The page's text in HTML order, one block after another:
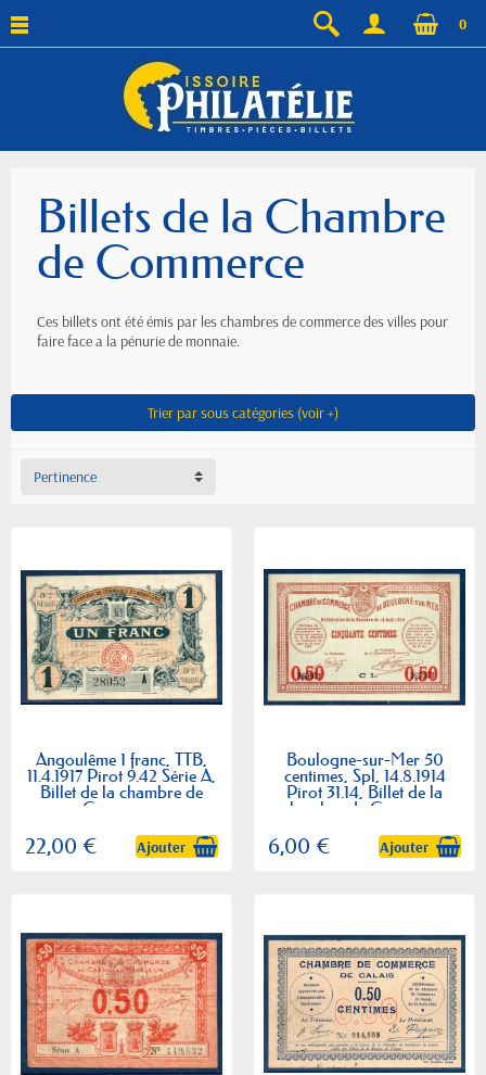
0
Billets de la Chambre
de Commerce
Ces billets ont été émis par les chambres de commerce des villes pour
faire face a la pénurie de monnaie.
Trier par sous catégories (voir +)
Pertinence
Angoulême 1 franc, TTB,
11.4.1917 Pirot 9.42 Série A,
Billet de la chambre de
Commerce
22,00 € Ajouter
Boulogne-sur-Mer 50
centimes, Spl, 14.8.1914
Pirot 31.14, Billet de la
chambre de Commerce
6,00 € Ajouter